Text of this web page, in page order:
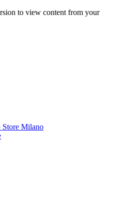
to view content from your
Store Milano